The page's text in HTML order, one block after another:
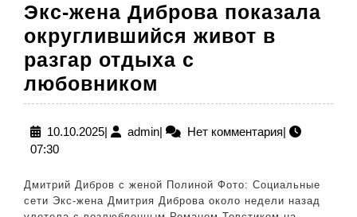
Экс-жена Диброва показала
округлившийся живот в
разгар отдыха с
любовником
жена
Диброва
округлившийся
живот
10.10.202510.10.2025
| adminadmin
| Нет комментария|
07:30
Дмитрий Дибров с женой Полиной Фото: Социальные
сети Экс-жена Дмитрия Диброва около недели назад